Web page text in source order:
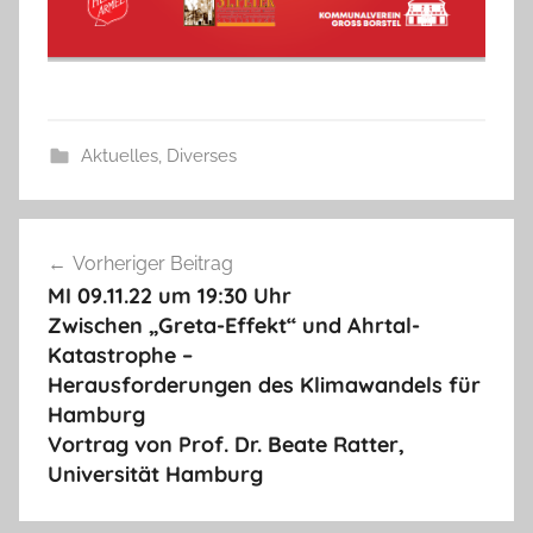
Aktuelles, Diverses
Vorheriger Beitrag
MI 09.11.22 um 19:30 Uhr
Zwischen „Greta-Effekt“ und Ahrtal-
Katastrophe –
Herausforderungen des Klimawandels für
Hamburg
Vortrag von Prof. Dr. Beate Ratter,
Universität Hamburg